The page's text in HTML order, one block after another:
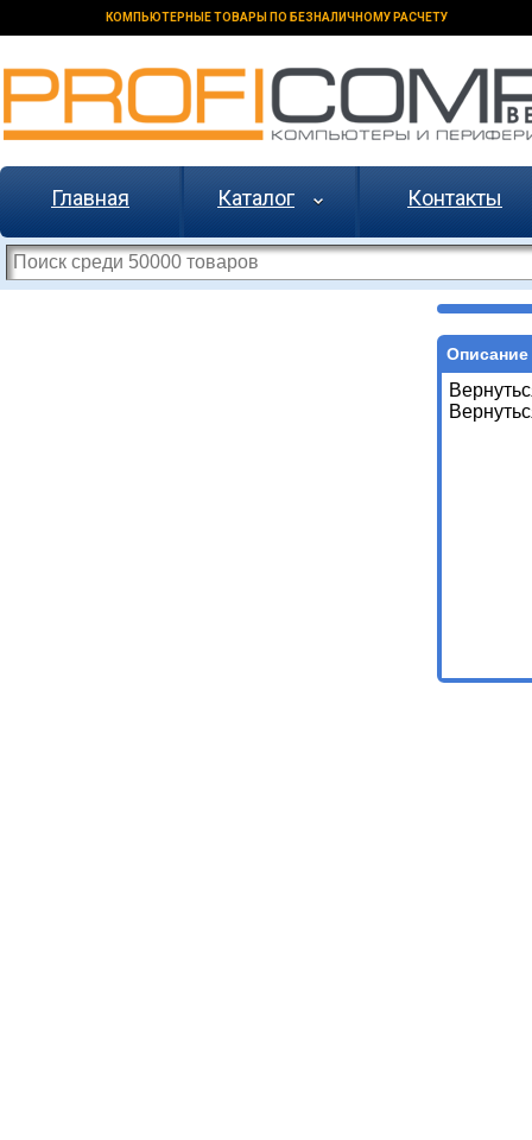
КОМПЬЮТЕРНЫЕ ТОВАРЫ ПО БЕЗНАЛИЧНОМУ РАСЧЕТУ
Главная Каталог Контакты
Описание